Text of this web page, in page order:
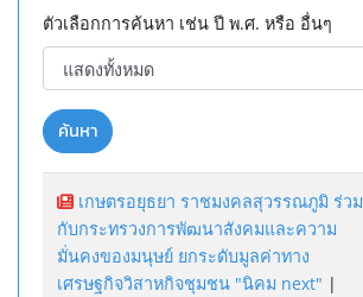
ตัวเลือกการค้นหา เช่น ปี พ.ศ. หรือ อื่นๆ
ค้นหา
เกษตรอยุธยา ราชมงคลสุวรรณภูมิ ร่วม
กับกระทรวงการพัฒนาสังคมและความ
มั่นคงของมนุษย์ ยกระดับมูลค่าทาง
เศรษฐกิจวิสาหกิจชุมชน "นิคม next" |